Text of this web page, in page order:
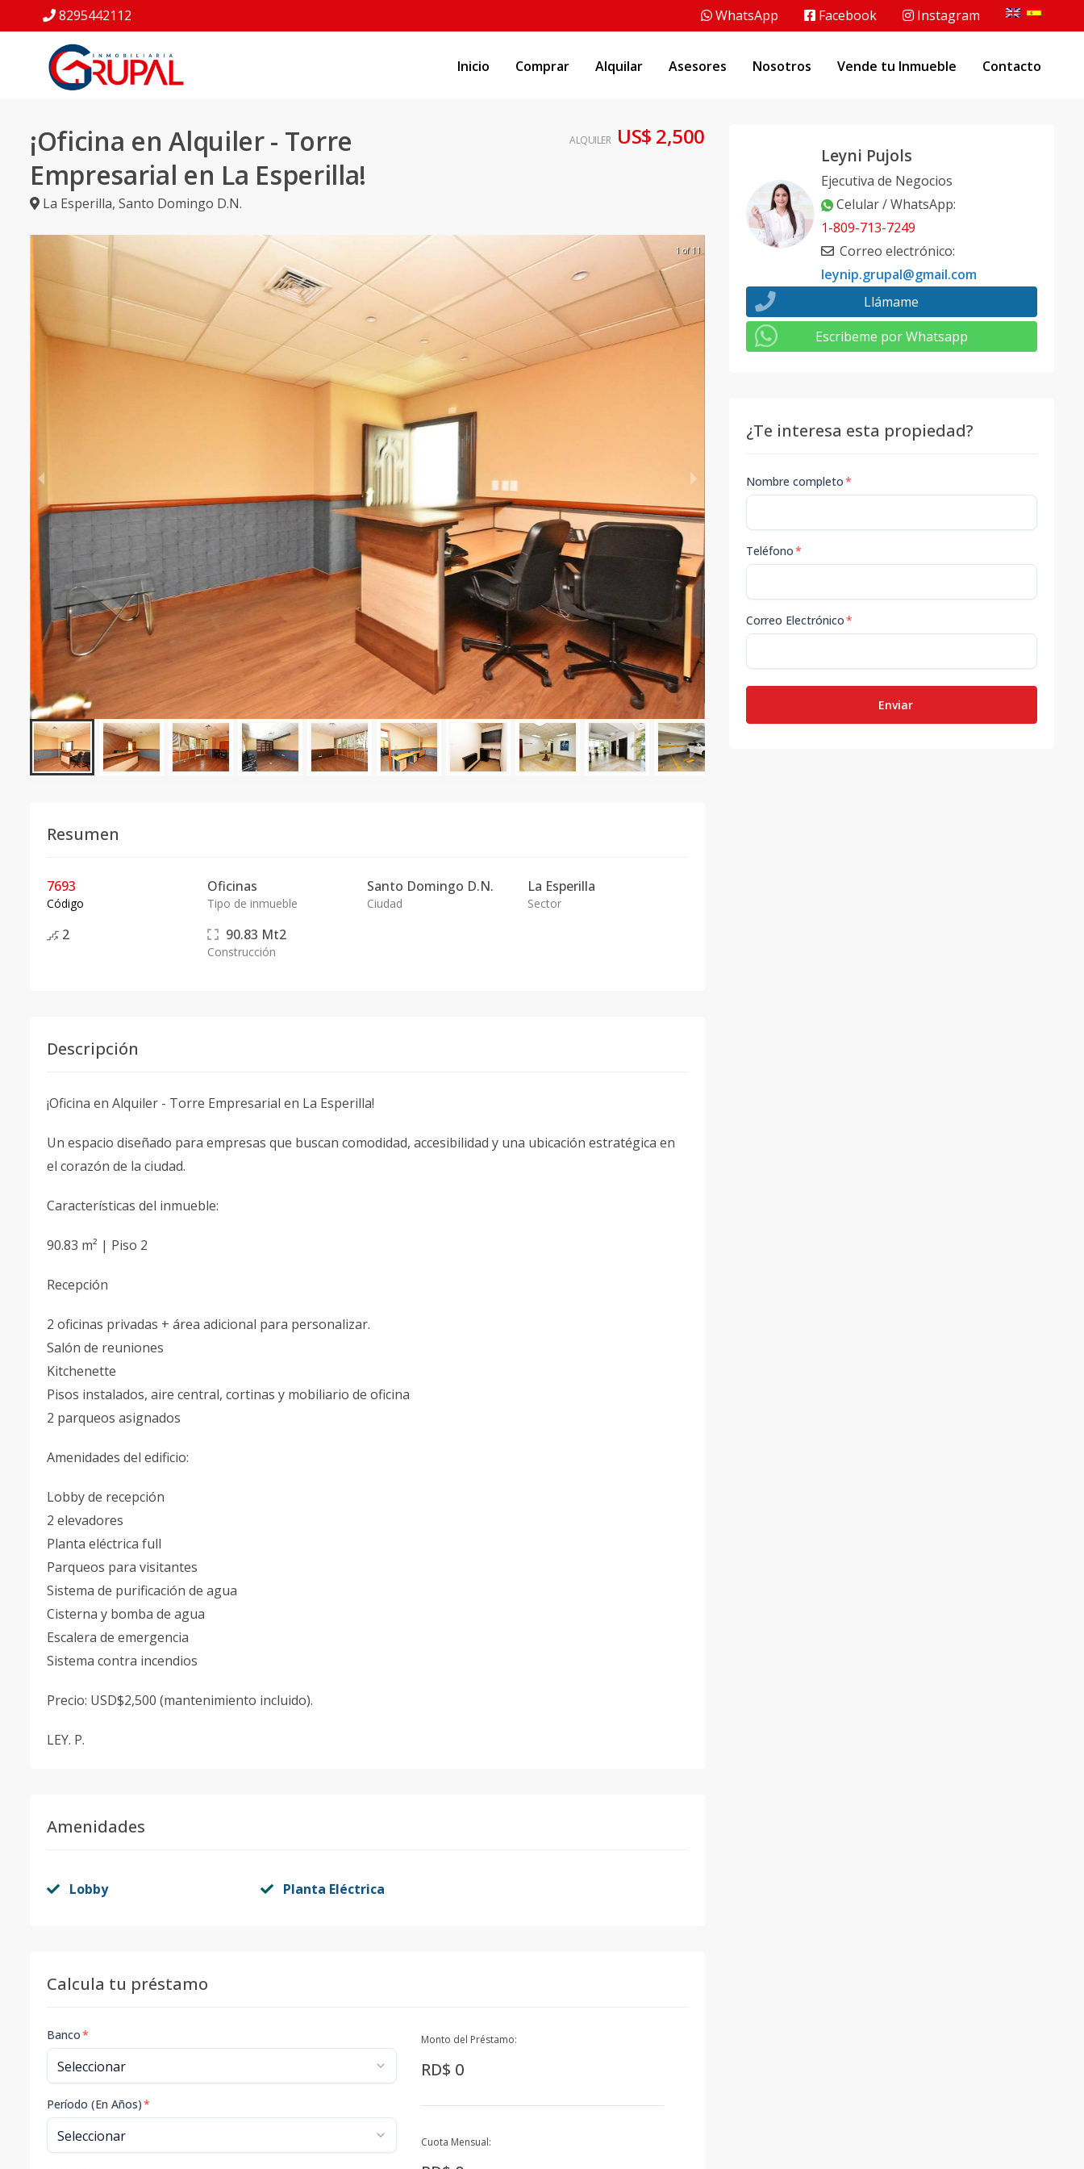
8295442112 WhatsApp Facebook Instagram
Inicio Comprar Alquilar Asesores Nosotros Vende tu Inmueble Contacto
¡Oficina en Alquiler - Torre
Empresarial en La Esperilla!
La Esperilla, Santo Domingo D.N.
ALQUILER US$ 2,500
1 of 11
Resumen
7693
Código
Oficinas
Tipo de inmueble
Santo Domingo D.N.
Ciudad
La Esperilla
Sector
2 90.83 Mt2
Construcción
Descripción
¡Oficina en Alquiler - Torre Empresarial en La Esperilla!
Un espacio diseñado para empresas que buscan comodidad, accesibilidad y una ubicación estratégica en
el corazón de la ciudad.
Características del inmueble:
90.83 m² | Piso 2
Recepción
2 oficinas privadas + área adicional para personalizar.
Salón de reuniones
Kitchenette
Pisos instalados, aire central, cortinas y mobiliario de oficina
2 parqueos asignados
Amenidades del edificio:
Lobby de recepción
2 elevadores
Planta eléctrica full
Parqueos para visitantes
Sistema de purificación de agua
Cisterna y bomba de agua
Escalera de emergencia
Sistema contra incendios
Precio: USD$2,500 (mantenimiento incluido).
LEY. P.
Amenidades
Lobby Planta Eléctrica
Calcula tu préstamo
Banco*
Período (En Años)*
Monto del Préstamo:
RD$ 0
Cuota Mensual:
Leyni Pujols
Ejecutiva de Negocios
Celular / WhatsApp:
1-809-713-7249
Correo electrónico:
leynip.grupal@gmail.com
Llámame
Escribeme por Whatsapp
¿Te interesa esta propiedad?
Nombre completo*
Teléfono*
Correo Electrónico*
Enviar